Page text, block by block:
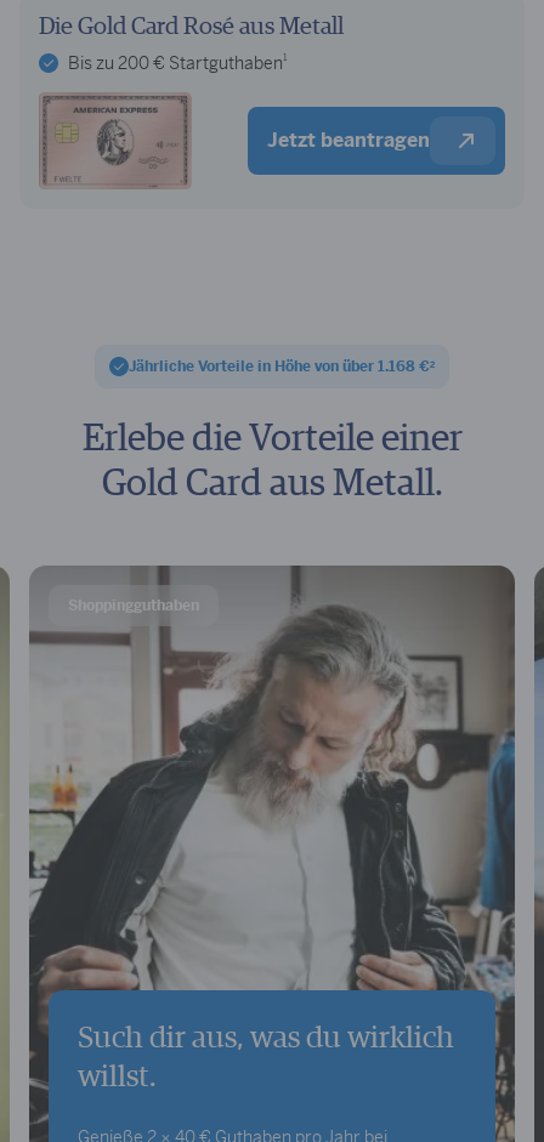
Die Gold Card Rosé aus Metall
Bis zu 200 € Startguthaben1
Jetzt beantragen
Jährliche Vorteile in Höhe von über 1.168 €2
Erlebe die Vorteile einer
Gold Card aus Metall.
Shoppingguthaben
Such dir aus, was du wirklich
willst.
Genieße 2 × 40 € Guthaben pro Jahr bei